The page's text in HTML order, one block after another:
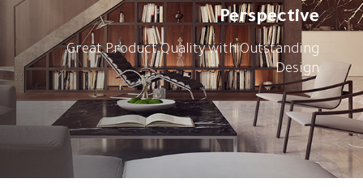
Perspective
Great Product Quality with Outstanding
Design